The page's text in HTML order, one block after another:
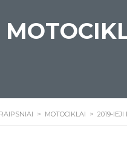
> MOTOCIKLAI > 2019-